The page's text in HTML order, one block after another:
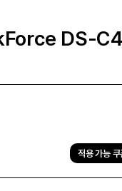
DS-
적용 가능 쿠